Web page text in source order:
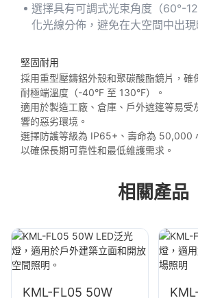
選擇具有可調式光束角度（60°-
化光線分佈，避免在大空間中出現
堅固耐用
採用重型壓鑄鋁外殼和聚碳酸酯鏡片，確
耐極端溫度（-40°F 至 130°F）。
適用於製造工廠、倉庫、戶外遮篷等易受
響的惡劣環境。
選擇防護等級為 IP65+、壽命為 50,000
以確保長期可靠性和最低維護需求。
相關產品
KML-FL05 50W